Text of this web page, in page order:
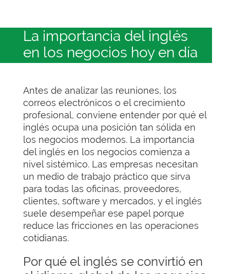
La importancia del inglés
en los negocios hoy en día
Antes de analizar las reuniones, los
correos electrónicos o el crecimiento
profesional, conviene entender por qué el
inglés ocupa una posición tan sólida en
los negocios modernos. La importancia
del inglés en los negocios comienza a
nivel sistémico. Las empresas necesitan
un medio de trabajo práctico que sirva
para todas las oficinas, proveedores,
clientes, software y mercados, y el inglés
suele desempeñar ese papel porque
reduce las fricciones en las operaciones
cotidianas.
Por qué el inglés se convirtió en